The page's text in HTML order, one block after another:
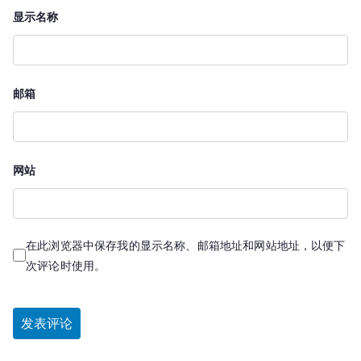
显示名称
邮箱
网站
在此浏览器中保存我的显示名称、邮箱地址和网站地址，以便下
次评论时使用。